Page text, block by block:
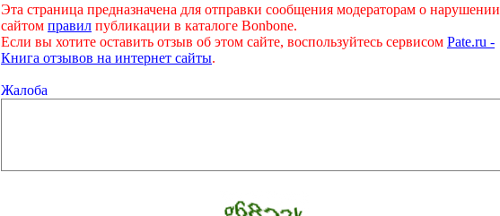
Эта страница предназначена для отправки сообщения модераторам о нарушении
сайтом правил публикации в каталоге Bonbone.
Если вы хотите оставить отзыв об этом сайте, воспользуйтесь сервисом Pate.ru -
Книга отзывов на интернет сайты.
Жалоба